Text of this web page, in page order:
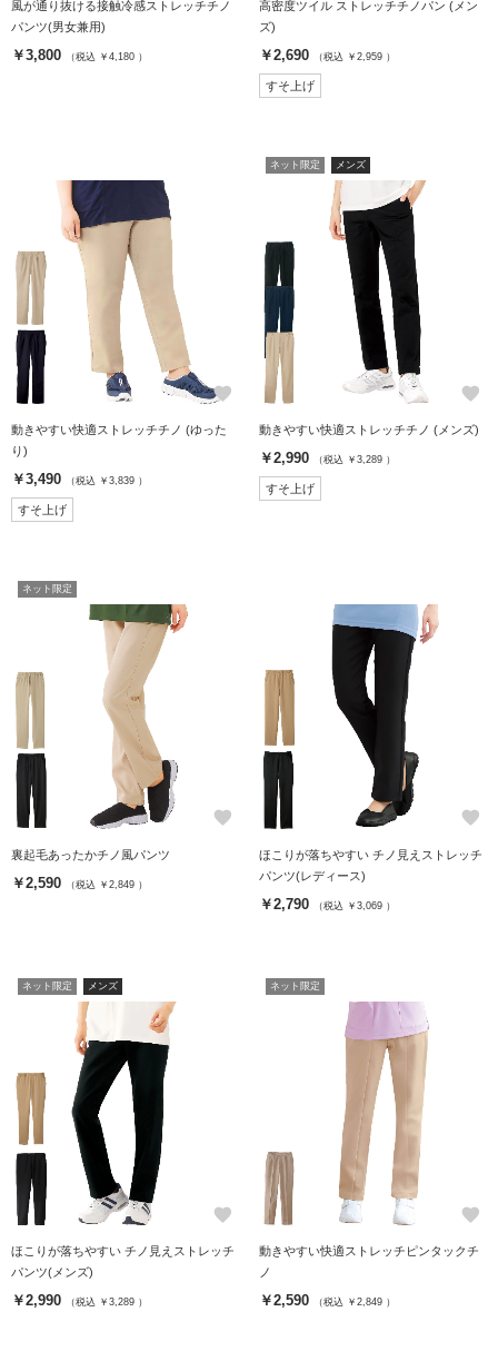
風が通り抜ける接触冷感ストレッチチノ
パンツ(男女兼用)
￥3,800 （税込 ￥4,180 ）
高密度ツイル ストレッチチノパン (メン
ズ)
￥2,690 （税込 ￥2,959 ）
すそ上げ
favorite
動きやすい快適ストレッチチノ (ゆった
り)
￥3,490 （税込 ￥3,839 ）
すそ上げ
ネット限定 メンズ
favorite
動きやすい快適ストレッチチノ (メンズ)
￥2,990 （税込 ￥3,289 ）
すそ上げ
ネット限定
favorite
裏起毛あったかチノ風パンツ
￥2,590 （税込 ￥2,849 ）
favorite
ほこりが落ちやすい チノ見えストレッチ
パンツ(レディース)
￥2,790 （税込 ￥3,069 ）
ネット限定 メンズ
favorite
ほこりが落ちやすい チノ見えストレッチ
パンツ(メンズ)
￥2,990 （税込 ￥3,289 ）
ネット限定
favorite
動きやすい快適ストレッチピンタックチ
ノ
￥2,590 （税込 ￥2,849 ）